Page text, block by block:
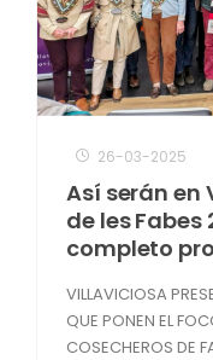
26-03-2025
Así serán en
de les Fabes
completo
VILLAVICIOSA
QUE PONEN EL
COSECHEROS